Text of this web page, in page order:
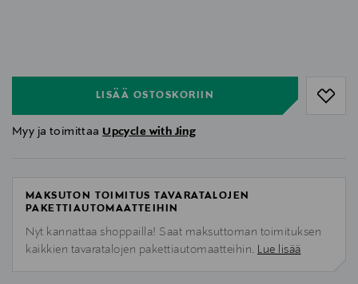
LISÄÄ OSTOSKORIIN
Myy ja toimittaa Upcycle with Jing
MAKSUTON TOIMITUS TAVARATALOJEN
PAKETTIAUTOMAATTEIHIN
Nyt kannattaa shoppailla! Saat maksuttoman toimituksen
kaikkien tavaratalojen pakettiautomaatteihin. Lue lisää